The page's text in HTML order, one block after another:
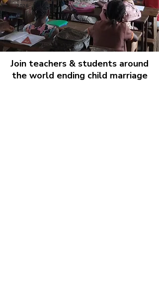
2026
Join teachers & students around
the world ending child marriage